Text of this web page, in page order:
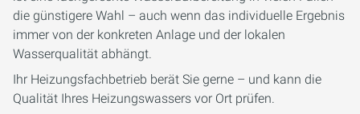
die günstigere Wahl – auch wenn das individuelle Ergebnis
immer von der konkreten Anlage und der lokalen
Wasserqualität abhängt.
Ihr Heizungsfachbetrieb berät Sie gerne – und kann die
Qualität Ihres Heizungswassers vor Ort prüfen.